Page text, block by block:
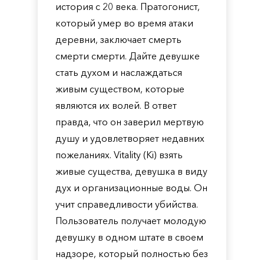
история с 20 века. Пратогонист,
который умер во время атаки
деревни, заключает смерть
смерти смерти. Дайте девушке
стать духом и наслаждаться
живым существом, которые
являются их волей. В ответ
правда, что он заверил мертвую
душу и удовлетворяет недавних
пожеланиях. Vitality (Ki) взять
живые существа, девушка в виду
дух и организационные воды. Он
учит справедливости убийства.
Пользователь получает молодую
девушку в одном штате в своем
надзоре, который полностью без